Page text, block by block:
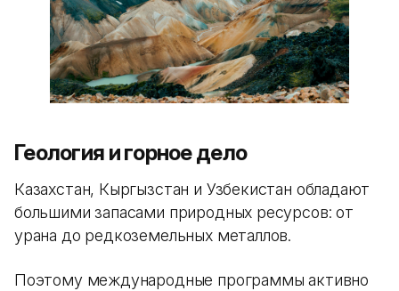
Геология и горное дело
Казахстан, Кыргызстан и Узбекистан обладают
большими запасами природных ресурсов: от
урана до редкоземельных металлов.
Поэтому международные программы активно